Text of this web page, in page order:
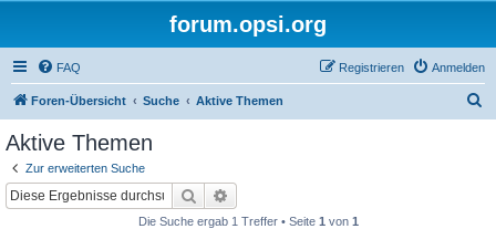
forum.opsi.org
FAQ Anmelden
Registrieren
Foren-Übersicht Suche Aktive Themen
Aktive Themen
Zur erweiterten Suche
Suche
Die Suche ergab 1 Treffer • Seite 1 von 1